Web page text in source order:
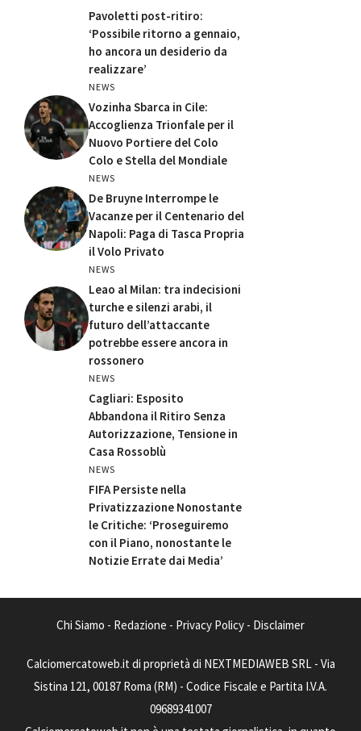
Pavoletti post-ritiro:
‘Possibile ritorno a gennaio,
ho ancora un desiderio da
realizzare’
NEWS
Vozinha Sbarca in Cile:
Accoglienza Trionfale per il
Nuovo Portiere del Colo
Colo e Stella del Mondiale
NEWS
De Bruyne Interrompe le
Vacanze per il Centenario del
Napoli: Paga di Tasca Propria
il Volo Privato
NEWS
Leao al Milan: tra indecisioni
turche e silenzi arabi, il
futuro dell’attaccante
potrebbe essere ancora in
rossonero
NEWS
Cagliari: Esposito
Abbandona il Ritiro Senza
Autorizzazione, Tensione in
Casa Rossoblù
NEWS
FIFA Persiste nella
Privatizzazione Nonostante
le Critiche: ‘Proseguiremo
con il Piano, nonostante le
Notizie Errate dai Media’
Chi Siamo - Redazione - Privacy Policy - Disclaimer
Calciomercatoweb.it di proprietà di NEXTMEDIAWEB SRL - Via
Sistina 121, 00187 Roma (RM) - Codice Fiscale e Partita I.V.A.
09689341007